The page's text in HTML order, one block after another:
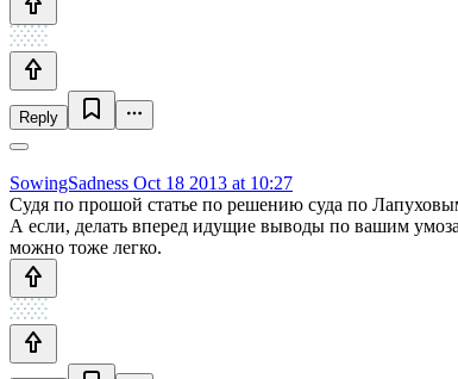
Reply
SowingSadness Oct 18 2013 at 10:27
Судя по прошой статье по решению суда по
А если, делать вперед идущие выводы по вашим
можно тоже легко.